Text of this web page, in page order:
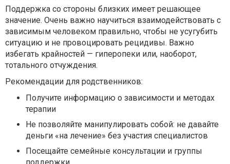
Поддержка со стороны близких имеет решающее
значение. Очень важно научиться взаимодействовать с
зависимым человеком правильно, чтобы не усугубить
ситуацию и не провоцировать рецидивы. Важно
избегать крайностей — гиперопеки или, наоборот,
тотального отчуждения.
Рекомендации для родственников:
Получите информацию о зависимости и методах
терапии
Не позволяйте манипулировать собой: не давайте
деньги «на лечение» без участия специалистов
Посещайте семейные консультации и группы
поддержки